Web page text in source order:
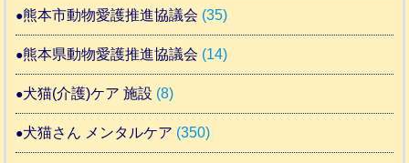
熊本市動物愛護推進協議会 (35)
熊本県動物愛護推進協議会 (14)
犬猫(介護)ケア 施設 (8)
犬猫さん メンタルケア (350)